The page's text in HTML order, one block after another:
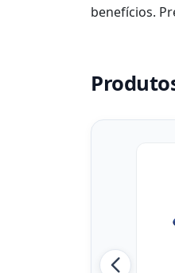
benefícios.